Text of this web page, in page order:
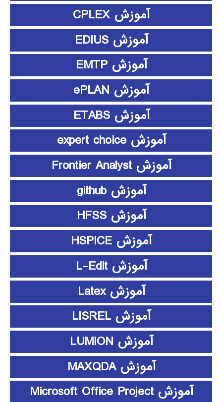
آموزش CPLEX
آموزش EDIUS
آموزش EMTP
آموزش ePLAN
آموزش ETABS
آموزش expert choice
آموزش Frontier Analyst
آموزش github
آموزش HFSS
آموزش HSPICE
آموزش L-Edit
آموزش Latex
آموزش LISREL
آموزش LUMION
آموزش MAXQDA
آموزش Microsoft Office Project